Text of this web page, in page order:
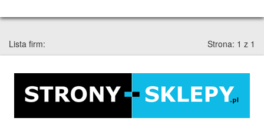
Lista firm: Strona: 1 z 1